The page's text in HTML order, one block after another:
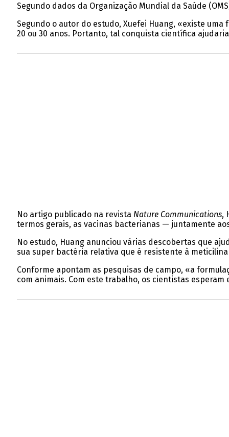
Segundo dados da Organização Mundial da Saúde
Segundo o autor do estudo, Xuefei Huang, «existe
20 ou 30 anos. Portanto, tal conquista científica
No artigo publicado na revista Nature Communications,
termos gerais, as vacinas bacterianas — juntamente
No estudo, Huang anunciou várias descobertas que
sua super bactéria relativa que é resistente à meticilina
Conforme apontam as pesquisas de campo, «a
com animais. Com este trabalho, os cientistas